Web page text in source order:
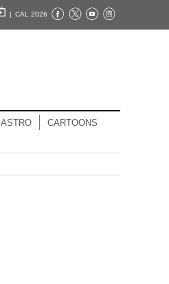
| CAL 2026
ASTRO CARTOONS